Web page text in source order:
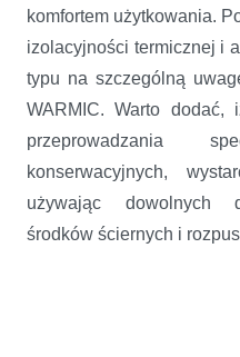
komfortem użytkowania.
izolacyjności termicznej i
typu na szczególną
WARMIC. Warto
przeprowadzania
konserwacyjnych,
używając dowolnych
środków ściernych i